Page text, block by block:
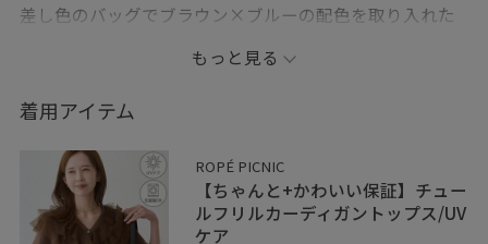
差し色のバッグでブラウン×ブルーの配色を取り入れた
もっと見る
着用アイテム
ROPÉ PICNIC
【ちゃんと+かわいい保証】チュー
ルフリルカーディガントップス/UV
ケア